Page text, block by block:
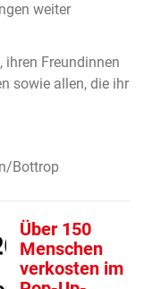
weiter
Freundinnen
sowie allen, die ihr
Bottrop
Über 150
Menschen
verkosten im